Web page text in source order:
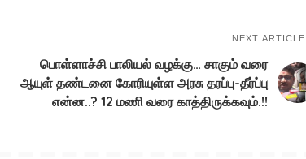
NEXT ARTICLE
பொள்ளாச்சி பாலியல் வழக்கு… சாகும் வரை
ஆயுள் தண்டனை கோரியுள்ள அரசு தரப்பு-தீர்ப்பு
என்ன..? 12 மணி வரை காத்திருக்கவும்.!!